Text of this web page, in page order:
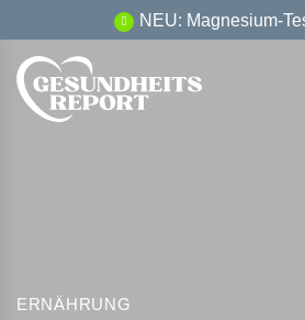
Inhalt
springen
NEU: Magnesium-
ERNÄHRUNG